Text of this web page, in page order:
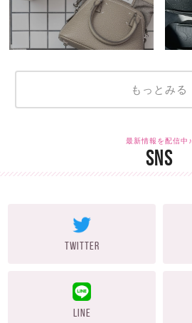
もっとみる
最新情報を配信中♪
SNS
TWITTER
LINE